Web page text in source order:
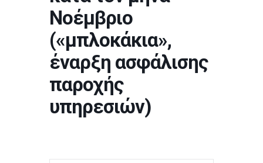
Νοέμβριο
(«μπλοκάκια»,
έναρξη ασφάλισης
παροχής
υπηρεσιών)